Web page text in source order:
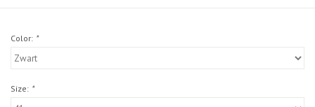
Color: *
Size: *